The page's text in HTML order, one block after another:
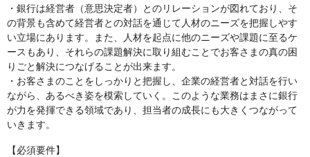
・銀行は経営者（意思決定者）とのリレーションが図れており、そ
の背景も含めて経営者との対話を通じて人材のニーズを把握しやす
い立場にあります。また、人材を起点に他のニーズや課題に至るケ
ースもあり、それらの課題解決に取り組むことでお客さまの真の困
りごと解決につなげることが出来ます。
・お客さまのことをしっかりと把握し、企業の経営者と対話を行い
ながら、あるべき姿を模索していく。このような業務はまさに銀行
が力を発揮できる領域であり、担当者の成長にも大きくつながって
いきます。
【必須要件】